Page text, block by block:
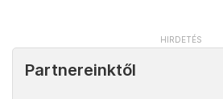
Partnereinktől